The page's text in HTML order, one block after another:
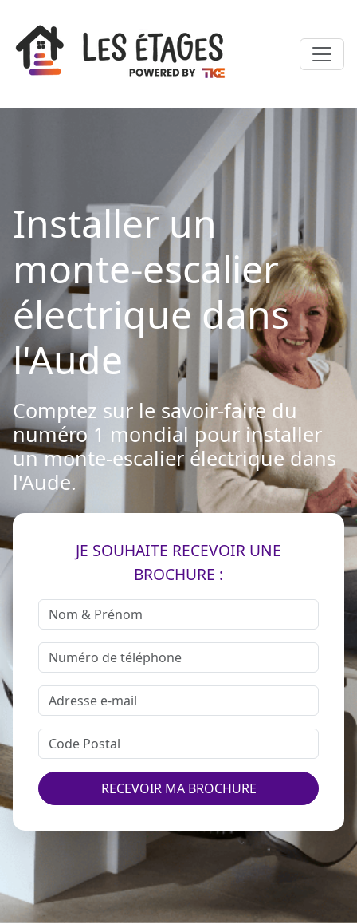
Installer un
monte-escalier
électrique dans
l'Aude
Comptez sur le savoir-faire du
numéro 1 mondial pour installer
un monte-escalier électrique dans
l'Aude.
JE SOUHAITE RECEVOIR UNE
BROCHURE :
RECEVOIR MA BROCHURE